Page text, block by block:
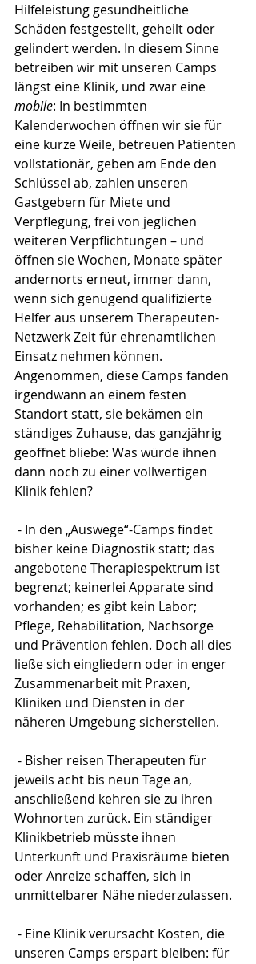
Hilfeleistung gesundheitliche
Schäden festgestellt, geheilt oder
gelindert werden. In diesem Sinne
betreiben wir mit unseren Camps
längst eine Klinik, und zwar eine
mobile: In bestimmten
Kalenderwochen öffnen wir sie für
eine kurze Weile, betreuen Patienten
vollstationär, geben am Ende den
Schlüssel ab, zahlen unseren
Gastgebern für Miete und
Verpflegung, frei von jeglichen
weiteren Verpflichtungen – und
öffnen sie Wochen, Monate später
andernorts erneut, immer dann,
wenn sich genügend qualifizierte
Helfer aus unserem Therapeuten-
Netzwerk Zeit für ehrenamtlichen
Einsatz nehmen können.
Angenommen, diese Camps fänden
irgendwann an einem festen
Standort statt, sie bekämen ein
ständiges Zuhause, das ganzjährig
geöffnet bliebe: Was würde ihnen
dann noch zu einer vollwertigen
Klinik fehlen?
bisher keine Diagnostik statt; das
angebotene Therapiespektrum ist
begrenzt; keinerlei Apparate sind
vorhanden; es gibt kein Labor;
Pflege, Rehabilitation, Nachsorge
und Prävention fehlen. Doch all dies
ließe sich eingliedern oder in enger
Zusammenarbeit mit Praxen,
Kliniken und Diensten in der
näheren Umgebung sicherstellen.
jeweils acht bis neun Tage an,
anschließend kehren sie zu ihren
Wohnorten zurück. Ein ständiger
Klinikbetrieb müsste ihnen
Unterkunft und Praxisräume bieten
oder Anreize schaffen, sich in
unmittelbarer Nähe niederzulassen.
unseren Camps erspart bleiben: für